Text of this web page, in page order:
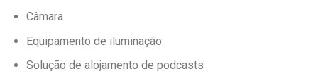
Câmara
Equipamento de iluminação
Solução de alojamento de podcasts